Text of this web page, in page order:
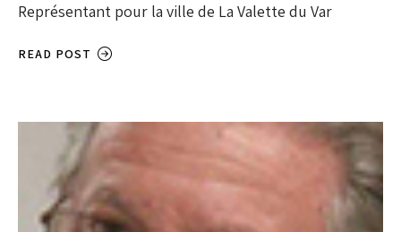
Représentant pour la ville de La Valette du Var
READ POST